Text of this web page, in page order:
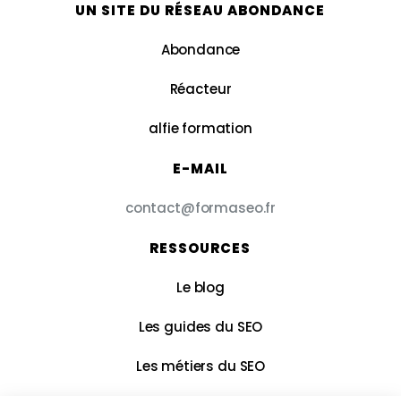
UN SITE DU RÉSEAU ABONDANCE
Abondance
Réacteur
alfie formation
E-MAIL
contact@formaseo.fr
RESSOURCES
Le blog
Les guides du SEO
Les métiers du SEO